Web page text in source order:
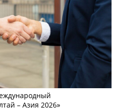
– Азия 2026»